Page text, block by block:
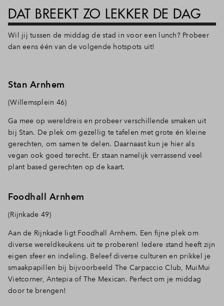
DAT BREEKT ZO LEKKER DE DAG
Wil jij tussen de middag de stad in voor een lunch? Probeer
dan eens één van de volgende hotspots uit!
Stan Arnhem
(Willemsplein 46)
Ga mee op wereldreis en probeer verschillende smaken uit
bij Stan. De plek om gezellig te tafelen met grote én kleine
gerechten, om samen te delen. Daarnaast kun je hier als
vegan ook goed terecht. Er staan namelijk verrassend veel
plant based gerechten op de kaart.
Foodhall Arnhem
(Rijnkade 49)
Aan de Rijnkade ligt Foodhall Arnhem. Een fijne plek om
diverse wereldkeukens uit te proberen! Iedere stand heeft zijn
eigen sfeer en indeling. Beleef diverse culturen en prikkel je
smaakpapillen bij bijvoorbeeld The Carpaccio Club, MuiMui
Vietcorner, Antepia of The Mexican. Perfect om je middag
door te brengen!